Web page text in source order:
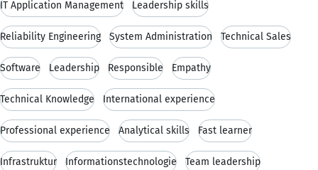
IT Application Management Leadership skills
Reliability Engineering System Administration Technical Sales
Software Leadership Responsible Empathy
Technical Knowledge International experience
Professional experience Analytical skills Fast learner
Infrastruktur Informationstechnologie Team leadership